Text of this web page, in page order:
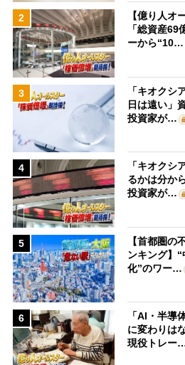
2
【億り人オ
「総資産
ーから“10…
3
「キオクシ
日は遠い」
投資家が…
4
「キオクシ
るかは分か
投資家が…
5
【首都圏の
ンキング】
化”のワー…
6
「AI・半導
に変わりは
現役トレー